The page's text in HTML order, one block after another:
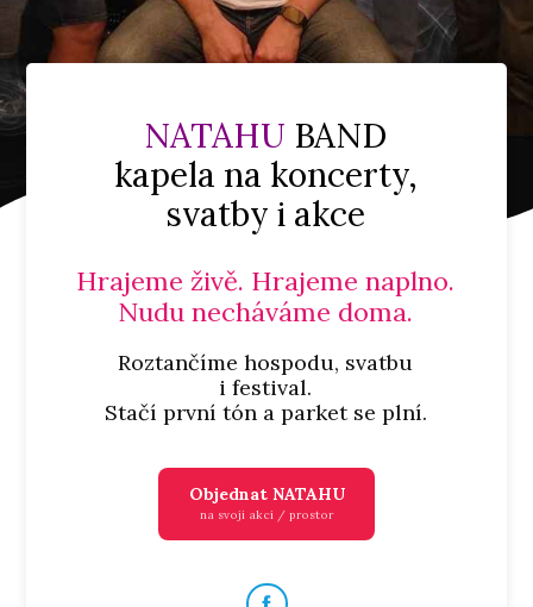
NATAHU BAND
kapela na koncerty,
svatby i akce
Hrajeme živě. Hrajeme naplno.
Nudu necháváme doma.
Roztančíme hospodu, svatbu
i festival.
Stačí první tón a parket se plní.
Objednat NATAHU
na svoji akci / prostor